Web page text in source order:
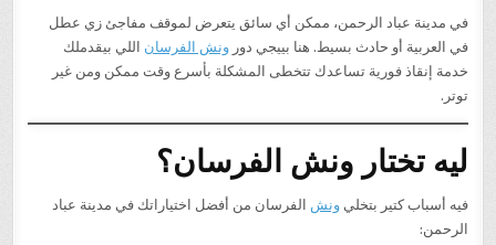
في مدينة عباد الرحمن، ممكن أي سائق يتعرض لموقف مفاجئ زي عطل
في العربية أو حادث بسيط. هنا بييجي دورونش الفرسان اللي بيقدملك
خدمة إنقاذ فورية تساعدك تتخطى المشكلة بأسرع وقت ممكن ومن غير
توتر.
ليه تختار ونش الفرسان؟
فيه أسباب كتير بتخليونش الفرسان من أفضل اختياراتك في مدينة عباد
الرحمن: